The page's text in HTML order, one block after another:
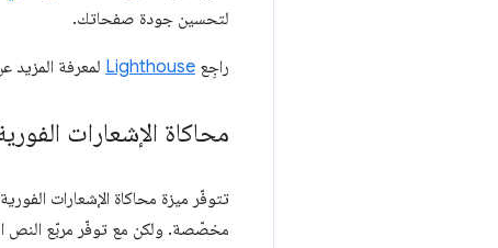
لتحسين جودة صفحاتك.
راجِع Lighthouse لمعرفة المزيد
محاكاة الإشعارات
مخصّصة. ولكن مع توفّر مربّع النص